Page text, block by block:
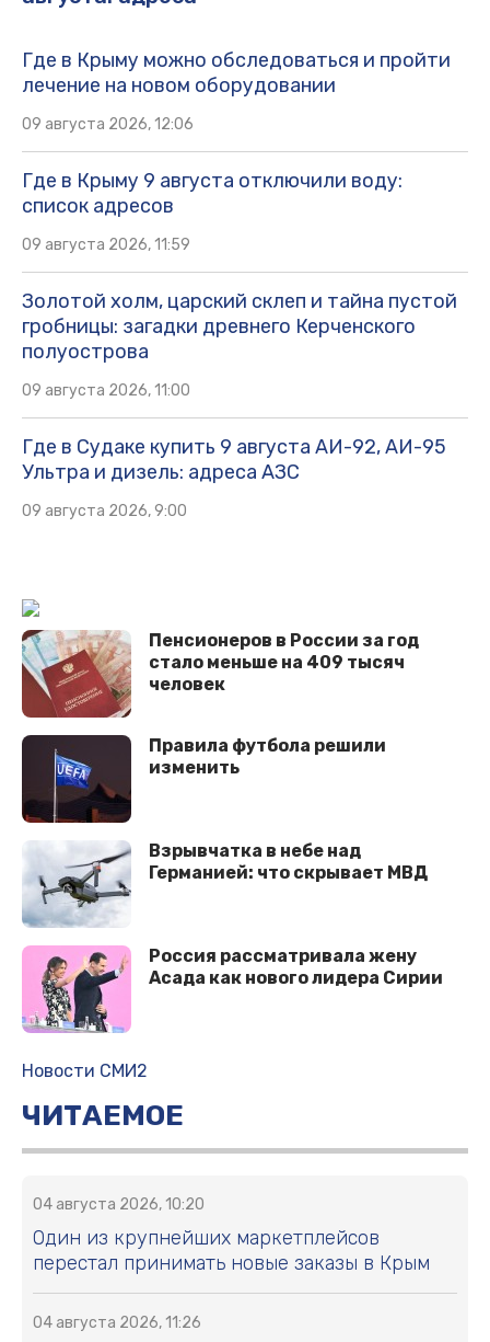
Где в Крыму можно обследоваться и пройти
лечение на новом оборудовании
09 августа 2026, 12:06
Где в Крыму 9 августа отключили воду:
список адресов
09 августа 2026, 11:59
Золотой холм, царский склеп и тайна пустой
гробницы: загадки древнего Керченского
полуострова
09 августа 2026, 11:00
Где в Судаке купить 9 августа АИ-92, АИ-95
Ультра и дизель: адреса АЗС
09 августа 2026, 9:00
Пенсионеров в России за год
стало меньше на 409 тысяч
человек
Правила футбола решили
изменить
Взрывчатка в небе над
Германией: что скрывает МВД
Россия рассматривала жену
Асада как нового лидера Сирии
Новости СМИ2
ЧИТАЕМОЕ
04 августа 2026, 10:20
Один из крупнейших маркетплейсов
перестал принимать новые заказы в Крым
04 августа 2026, 11:26